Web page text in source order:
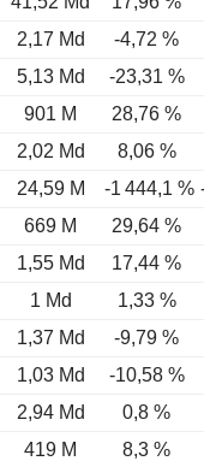
2,17 Md -4,72 %
5,13 Md -23,31 %
901 M 28,76 %
2,02 Md 8,06 %
24,59 M -1 444,1 % -
669 M 29,64 %
1,55 Md 17,44 %
1 Md 1,33 %
1,37 Md -9,79 %
1,03 Md -10,58 %
2,94 Md 0,8 %
419 M 8,3 %